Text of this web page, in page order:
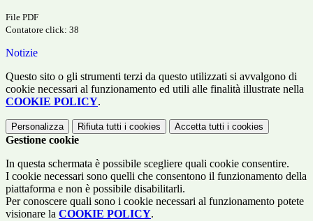
File PDF
Contatore click: 38
Notizie
Questo sito o gli strumenti terzi da questo utilizzati si avvalgono di
cookie necessari al funzionamento ed utili alle finalità illustrate nella
COOKIE POLICY.
Personalizza Rifiuta tutti i cookies Accetta tutti i cookies
Gestione cookie
In questa schermata è possibile scegliere quali cookie consentire.
I cookie necessari sono quelli che consentono il funzionamento della
piattaforma e non è possibile disabilitarli.
Per conoscere quali sono i cookie necessari al funzionamento potete
visionare la COOKIE POLICY.